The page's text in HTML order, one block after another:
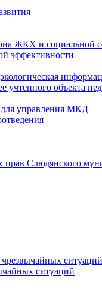
ЖКХ и социальной
эффективности
учтенного объекта
для управления МКД
Слюдянского
ситуаций